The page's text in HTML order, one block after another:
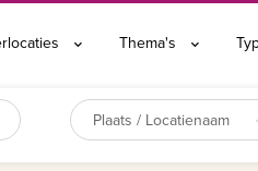
Thema's
Plaats / Locatienaam